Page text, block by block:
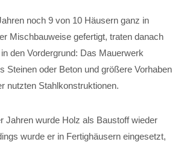
noch 9 von 10 Häusern ganz in
Mischbauweise gefertigt, traten danach
den Vordergrund: Das Mauerwerk
Steinen oder Beton und größere Vorhaben
nutzten Stahlkonstruktionen.
Jahren wurde Holz als Baustoff wieder
wurde er in Fertighäusern eingesetzt,